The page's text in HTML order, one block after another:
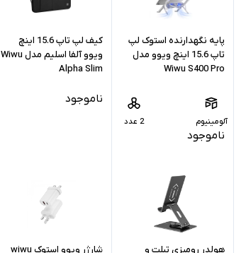
پایه نگهدارنده استوک لپ
تاپ 15.6 اینچ ویوو مدل
Wiwu S400 Pro
آلومینیوم 2 عدد
ناموجود
کیف لپ تاپ 15.6 اینچ
ویوو آلفا اسلیم مدل Wiwu
Alpha Slim
ناموجود
هولدر رومیزی تبلت و
شارژر ویوو استوک wiwu